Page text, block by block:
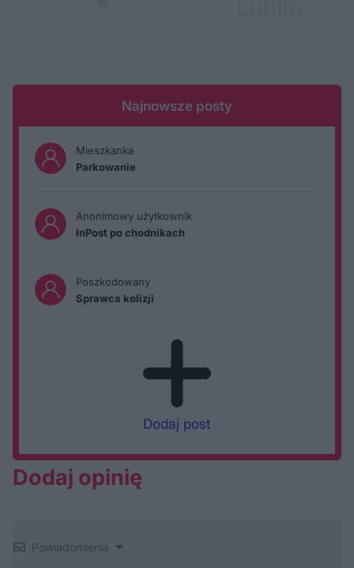
Najnowsze posty
Mieszkanka
Parkowanie
Anonimowy użytkownik
InPost po chodnikach
Poszkodowany
Sprawca kolizji
Dodaj post
Dodaj opinię
Powiadomienia